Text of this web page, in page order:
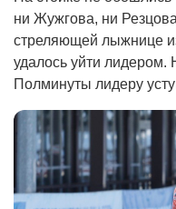
ни Жужгова, ни
стреляющей лыжнице
удалось уйти лидером.
Полминуты лидеру